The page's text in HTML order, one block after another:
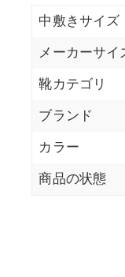
中敷きサイズ
メーカーサイ
靴カテゴリ
ブランド
カラー
商品の状態